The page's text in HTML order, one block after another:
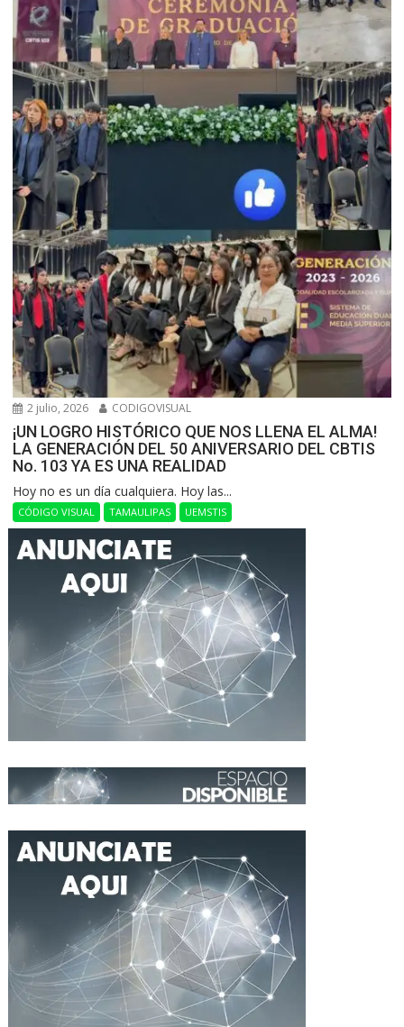
2 julio, 2026 CODIGOVISUAL
¡UN LOGRO HISTÓRICO QUE NOS LLENA EL ALMA!
LA GENERACIÓN DEL 50 ANIVERSARIO DEL CBTIS
No. 103 YA ES UNA REALIDAD
Hoy no es un día cualquiera. Hoy las...
CÓDIGO VISUAL TAMAULIPAS UEMSTIS